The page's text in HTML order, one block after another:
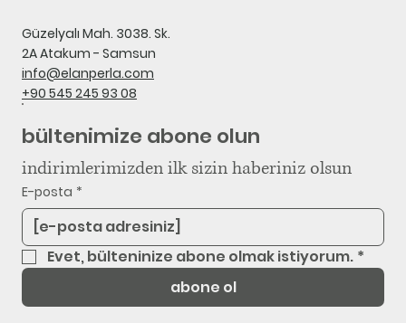
Güzelyalı Mah. 3038. Sk.
2A Atakum - Samsun
info@elanperla.com
+90 545 245 93 08
bültenimize abone olun
indirimlerimizden ilk sizin haberiniz olsun
E-posta *
Evet, bülteninize abone olmak istiyorum. *
abone ol